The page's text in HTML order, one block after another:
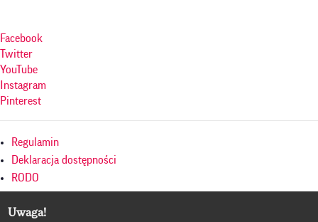
Facebook
Twitter
YouTube
Instagram
Pinterest
Menu
w
stopce
Regulamin
Deklaracja dostępności
RODO
Mapa serwisu
Uwaga!